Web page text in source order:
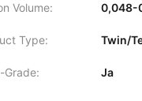
Volume: 0,048-
Type: Twin/
Grade: Ja